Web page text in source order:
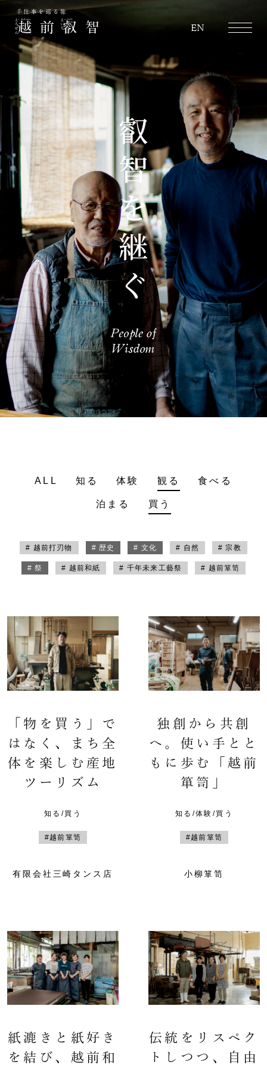
EN
ALL 知る 体験 観る 食べる
泊まる 買う
# 越前打刃物 # 歴史 # 文化 # 自然 # 宗教
# 祭 # 越前和紙 # 千年未来工藝祭 # 越前箪笥
「物を買う」で
はなく、まち全
体を楽しむ産地
ツーリズム
知る/買う
#越前箪笥
有限会社三崎タンス店
独創から共創
へ。使い手とと
もに歩む「越前
箪笥」
知る/体験/買う
#越前箪笥
小柳箪笥
紙漉きと紙好き
を結び、越前和
伝統をリスペク
トしつつ、自由